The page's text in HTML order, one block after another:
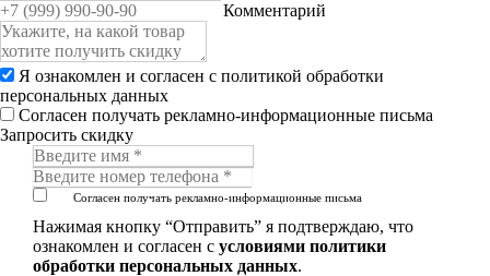
Комментарий
Я ознакомлен и согласен с политикой обработки
персональных данных
Согласен получать рекламно-информационные письма
Запросить скидку
Согласен получать рекламно-информационные письма
Нажимая кнопку “Отправить” я подтверждаю, что
ознакомлен и согласен с условиями политики
обработки персональных данных.